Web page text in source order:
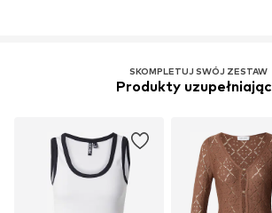
SKOMPLETUJ SWÓJ ZESTAW
Produkty